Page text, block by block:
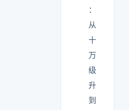
：
从
十
万
级
升
到